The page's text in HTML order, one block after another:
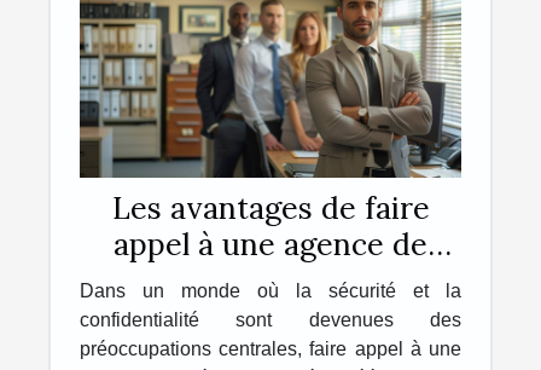
Les avantages de faire
appel à une agence de
détective privé agréée
pour des enquêtes légales
Dans un monde où la sécurité et la
confidentialité sont devenues des
préoccupations centrales, faire appel à une